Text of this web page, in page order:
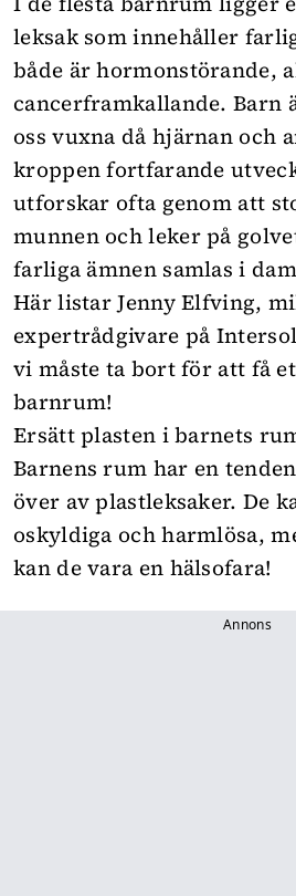
leksak som innehåller
både är hormonstörande,
cancerframkallande. Barn
oss vuxna då hjärnan och
kroppen fortfarande
utforskar ofta genom att
munnen och leker på
farliga ämnen samlas i
Här listar Jenny Elfving,
expertrådgivare på
vi måste ta bort för att få
barnrum!
Ersätt plasten i barnets
Barnens rum har en
över av plastleksaker. De
oskyldiga och harmlösa,
kan de vara en hälsofara!
Annons